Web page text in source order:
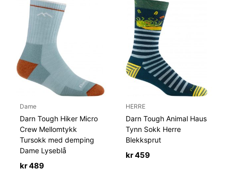
Dame
Darn Tough Hiker Micro
Crew Mellomtykk
Tursokk med demping
Dame Lyseblå
kr489
HERRE
Darn Tough Animal Haus
Tynn Sokk Herre
Blekksprut
kr459